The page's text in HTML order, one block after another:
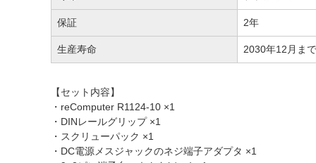
保証 2年
生産寿命 2030年12月まで
【セット内容】
・reComputer R1124-10 ×1
・DINレールグリップ ×1
・スクリューパック ×1
・DC電源メスジャックのネジ端子アダプタ ×1